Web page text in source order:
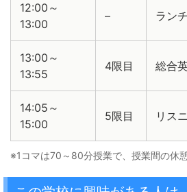
12:00～
13:00
– ラン
13:00～
13:55
4限目 総合
14:05～
15:00
5限目 リス
※1コマは70～80分授業で、授業間の休